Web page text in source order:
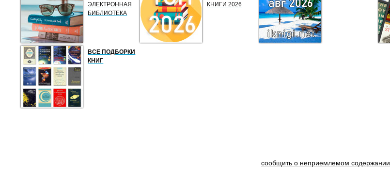
ЭЛЕКТРОННАЯ
БИБЛИОТЕКА
КНИГИ 2026
ВСЕ ПОДБОРКИ
КНИГ
сообщить о неприемлемом содержании